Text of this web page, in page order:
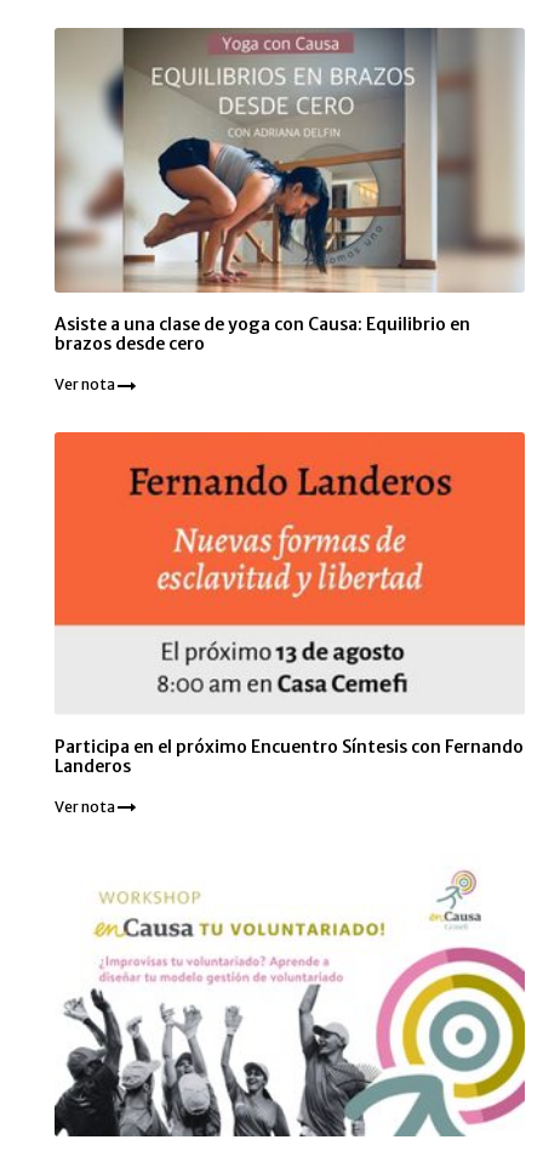
Asiste a una clase de yoga con Causa: Equilibrio en
brazos desde cero
Ver nota
Participa en el próximo Encuentro Síntesis con Fernando
Landeros
Ver nota